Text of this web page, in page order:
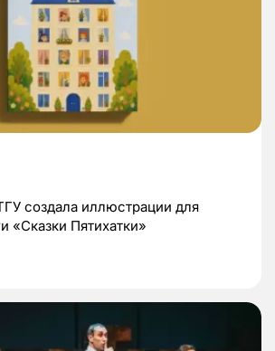
создала иллюстрации для
«Сказки Пятихатки»